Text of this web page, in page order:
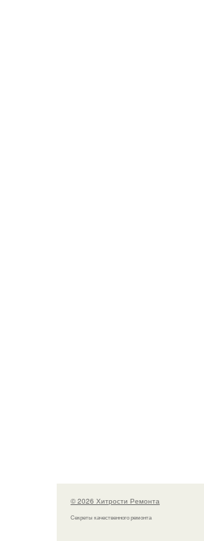
© 2026 Хитрости Ремонта
Секреты качественного ремонта